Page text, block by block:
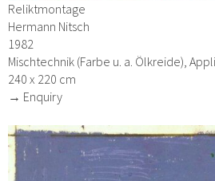
Reliktmontage
Hermann Nitsch
1982
Mischtechnik (Farbe u. a. Ölkreide),
240 x 220 cm
→ Enquiry